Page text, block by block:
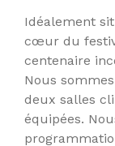
Idéalement
cœur du
centenaire
Nous
deux salles
équipées.